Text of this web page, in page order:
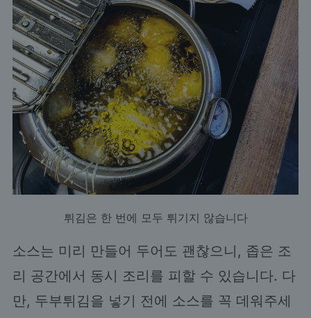
튀김은 한 번에 모두 튀기지 않습니다
소스는 미리 만들어 두어도 괜찮으니, 좁은 조
리 공간에서 동시 조리를 피할 수 있습니다. 다
만, 두부튀김을 넣기 전에 소스를 꼭 데워주세